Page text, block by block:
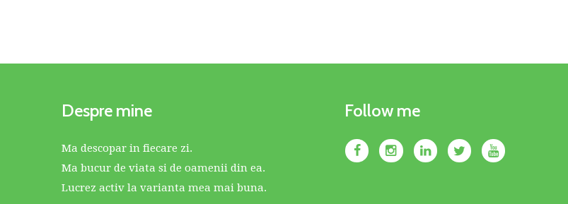
Despre mine
Ma descopar in fiecare zi.
Ma bucur de viata si de oamenii din ea.
Lucrez activ la varianta mea mai buna.
Follow me